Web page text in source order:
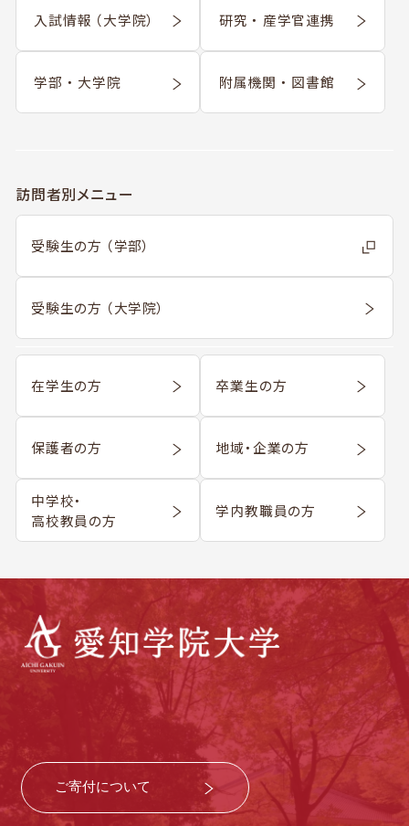
入試情報 （大学院）
学部 ・ 大学院
研究 ・ 産学官連携
附属機関 ・ 図書館
訪問者別メニュー
受験生の方 （学部）
受験生の方 （大学院）
在学生の方 卒業生の方
保護者の方 地域・企業の方
中学校・
高校教員の方
学内教職員の方
ご寄付について